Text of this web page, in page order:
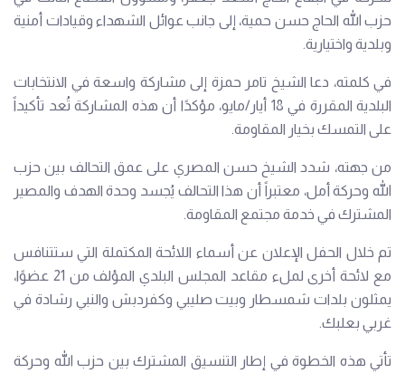
حزب الله الحاج حسن حمية، إلى جانب عوائل الشهداء وقيادات أمنية
وبلدية واختيارية.
في كلمته، دعا الشيخ تامر حمزة إلى مشاركة واسعة في الانتخابات
البلدية المقررة في 18 أيار/مايو، مؤكدًا أن هذه المشاركة تُعد تأكيداً
على التمسك بخيار المقاومة.
من جهته، شدد الشيخ حسن المصري على عمق التحالف بين حزب
الله وحركة أمل، معتبراً أن هذا التحالف يُجسد وحدة الهدف والمصير
المشترك في خدمة مجتمع المقاومة.
تم خلال الحفل الإعلان عن أسماء اللائحة المكتملة التي ستتنافس
مع لائحة أخرى لملء مقاعد المجلس البلدي المؤلف من 21 عضوًا،
يمثلون بلدات شمسطار وبيت صليبي وكفردبش والنبي رشادة في
غربي بعلبك.
تأتي هذه الخطوة في إطار التنسيق المشترك بين حزب الله وحركة